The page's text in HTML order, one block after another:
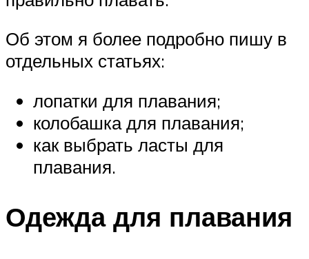
Об этом я более подробно пишу в
отдельных статьях:
лопатки для плавания;
колобашка для плавания;
как выбрать ласты для
плавания.
Одежда для плавания